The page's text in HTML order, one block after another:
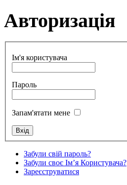
Авторизація
Ім'я користувача
Пароль
Запам'ятати мене
Забули свій пароль?
Забули своє Ім’я Користувача?
Зареєструватися